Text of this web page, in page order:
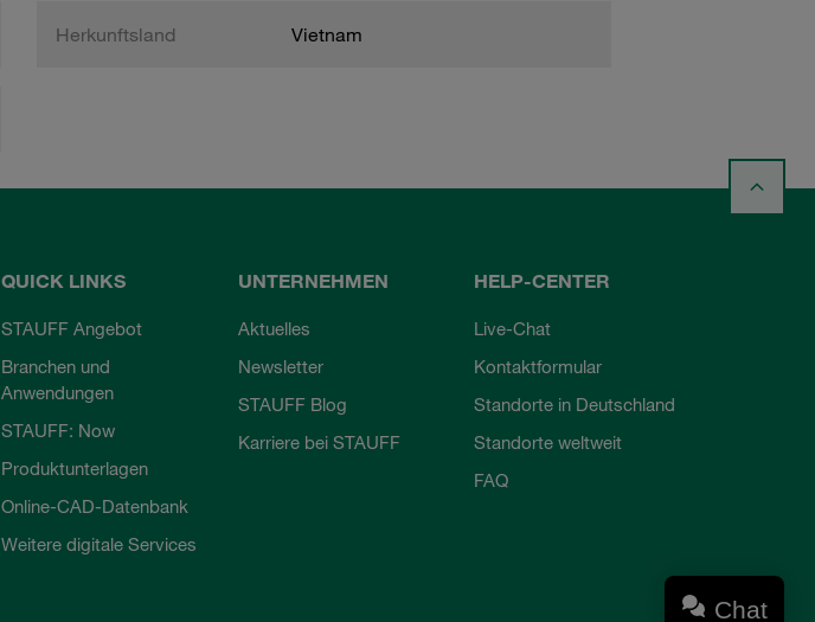
Herkunftsland Vietnam
QUICK LINKS
STAUFF Angebot
Branchen und
Anwendungen
STAUFF: Now
Produktunterlagen
Online-CAD-Datenbank
Weitere digitale Services
UNTERNEHMEN
Aktuelles
Newsletter
STAUFF Blog
Karriere bei STAUFF
HELP-CENTER
Live-Chat
Kontaktformular
Standorte in Deutschland
Standorte weltweit
FAQ
Chat